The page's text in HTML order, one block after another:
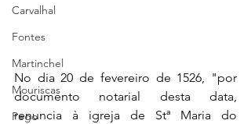
Carvalhal
Fontes
Martinchel
Mouriscas
Pego
No dia 20 de fevereiro de 1526, "por
documento notarial desta data,
renuncia à igreja de Stª Maria do